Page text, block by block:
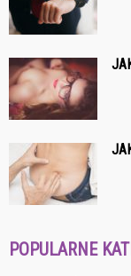
POPULARNE